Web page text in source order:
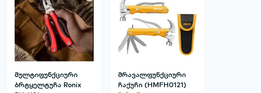
მულტიფუნქციური
ბრტყელტუჩა Ronix
მრავალფუნქციური
ჩაქუჩი (HMFH0121)